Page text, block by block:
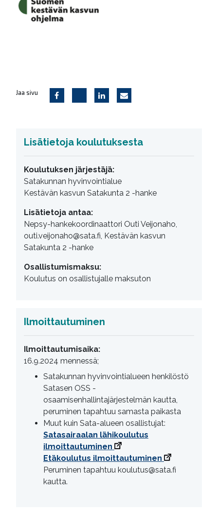
Jaa sivu
Lisätietoja koulutuksesta
Koulutuksen järjestäjä:
Satakunnan hyvinvointialue
Kestävän kasvun Satakunta 2 -hanke
Lisätietoja antaa:
Nepsy-hankekoordinaattori Outi Veijonaho,
outi.veijonaho@sata.fi, Kestävän kasvun
Satakunta 2 -hanke
Osallistumismaksu:
Koulutus on osallistujalle maksuton
Ilmoittautuminen
Ilmoittautumisaika:
16.9.2024 mennessä;
Satakunnan hyvinvointialueen henkilöstö
Satasen OSS -
osaamisenhallintajärjestelmän kautta,
peruminen tapahtuu samasta paikasta
Muut kuin Sata-alueen osallistujat:
Satasairaalan lähikoulutus
ilmoittautuminen
Etäkoulutus ilmoittautuminen
Peruminen tapahtuu koulutus@sata.fi
kautta.